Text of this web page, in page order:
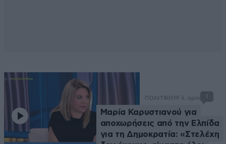
ΠΟΛΙΤΙΚΗ 19 λ. πριν 1
Μαρία Καρυστιανού για
αποχωρήσεις από την Ελπίδα
για τη Δημοκρατία: «Στελέχη